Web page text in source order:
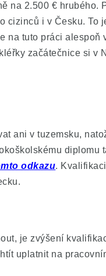
na 2.500 € hrubého.
cizinců i v Česku. To
na tuto práci alespoň
začátečnice si v
ani v tuzemsku,
diplomu
odkazu.
je zvýšení
uplatnit na